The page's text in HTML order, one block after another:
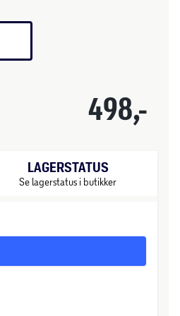
498,-
LAGERSTATUS
Se lagerstatus i butikker